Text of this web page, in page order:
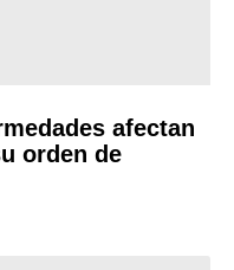
afectan
orden de